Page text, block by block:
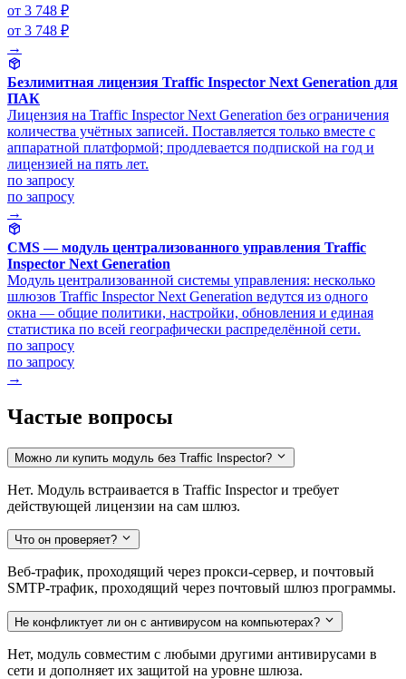
от 3 748 ₽
от 3 748 ₽
→
Безлимитная лицензия Traffic Inspector Next Generation для
ПАК
Лицензия на Traffic Inspector Next Generation без ограничения
количества учётных записей. Поставляется только вместе с
аппаратной платформой; продлевается подпиской на год и
лицензией на пять лет.
по запросу
по запросу
→
CMS — модуль централизованного управления Traffic
Inspector Next Generation
Модуль централизованной системы управления: несколько
шлюзов Traffic Inspector Next Generation ведутся из одного
окна — общие политики, настройки, обновления и единая
статистика по всей географически распределённой сети.
по запросу
по запросу
→
Частые вопросы
Можно ли купить модуль без Traffic Inspector?
Нет. Модуль встраивается в Traffic Inspector и требует
действующей лицензии на сам шлюз.
Что он проверяет?
Веб-трафик, проходящий через прокси-сервер, и почтовый
SMTP-трафик, проходящий через почтовый шлюз программы.
Не конфликтует ли он с антивирусом на компьютерах?
Нет, модуль совместим с любыми другими антивирусами в
сети и дополняет их защитой на уровне шлюза.